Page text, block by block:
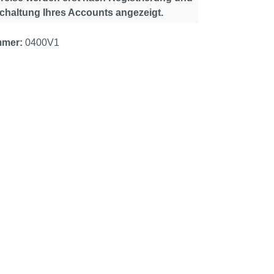
Ihres Accounts angezeigt.
0400V1